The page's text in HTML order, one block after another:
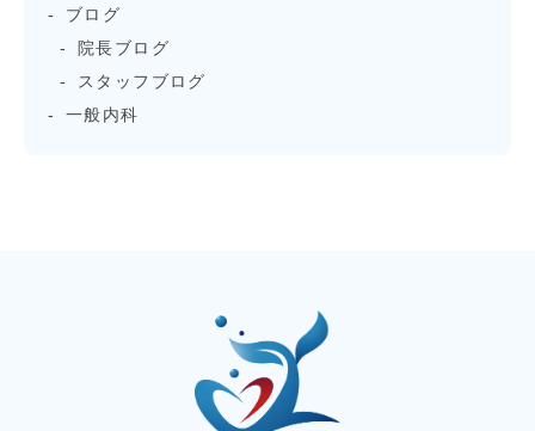
ブログ
院長ブログ
スタッフブログ
一般内科